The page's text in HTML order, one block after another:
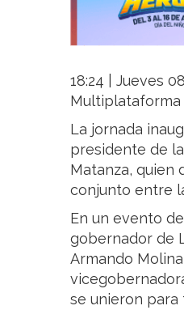
18:24 | Jueves
Multiplataforma
La jornada
presidente de
Matanza, quien
conjunto entre
En un evento
gobernador de
Armando
se unieron